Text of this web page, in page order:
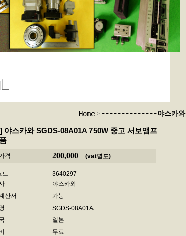
Home > --------------야스카와
야스카와 SGDS-08A01A 750W 중고 서보앰프
격 200,000 (vat별도)
드
3640297
야스카와
산서
가능
SGDS-08A01A
일본
무료